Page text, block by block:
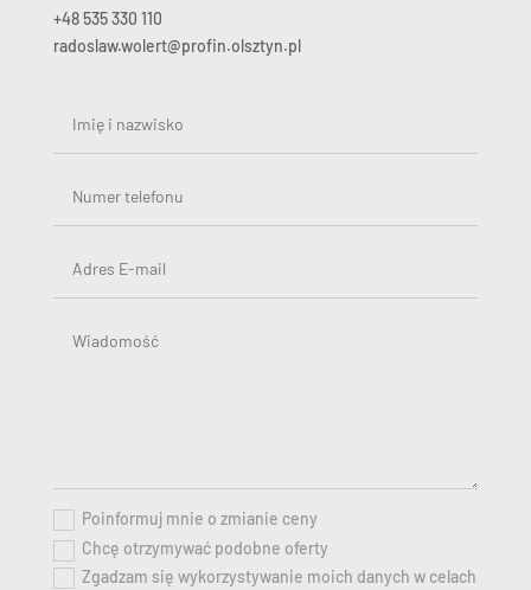
+48 535 330 110
radoslaw.wolert@profin.olsztyn.pl
Poinformuj mnie o zmianie ceny
Chcę otrzymywać podobne oferty
Zgadzam się wykorzystywanie moich danych w celach